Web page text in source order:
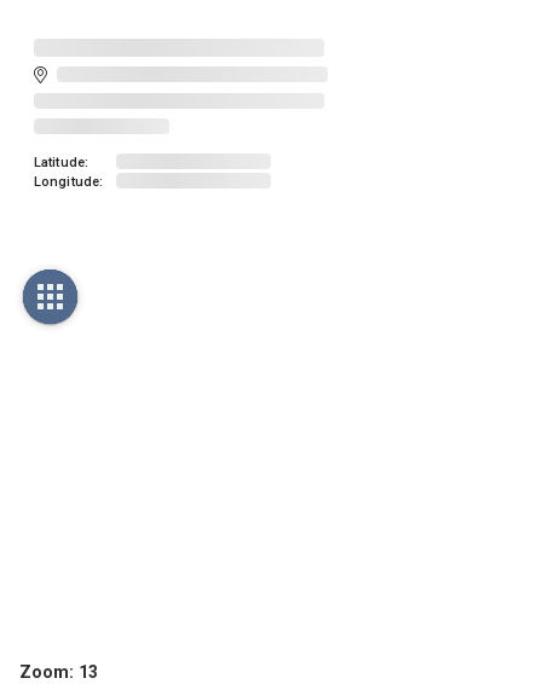
Latitude:
Longitude:
Zoom: 13